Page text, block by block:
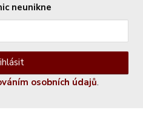
neunikne
osobních údajů.